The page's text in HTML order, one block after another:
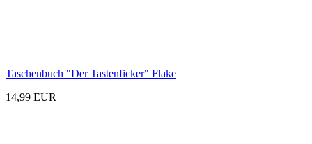
Taschenbuch "Der Tastenficker" Flake
14,99 EUR